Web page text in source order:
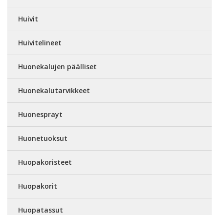
Huivit
Huivitelineet
Huonekalujen päälliset
Huonekalutarvikkeet
Huonesprayt
Huonetuoksut
Huopakoristeet
Huopakorit
Huopatassut